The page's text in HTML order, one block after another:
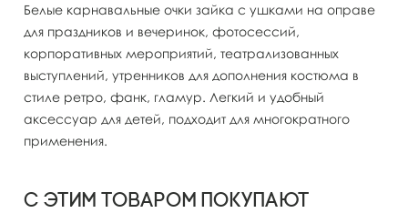
Белые карнавальные очки зайка с ушками на оправе
для праздников и вечеринок, фотосессий,
корпоративных мероприятий, театрализованных
выступлений, утренников для дополнения костюма в
стиле ретро, фанк, гламур. Легкий и удобный
аксессуар для детей, подходит для многократного
применения.
С этим товаром покупают